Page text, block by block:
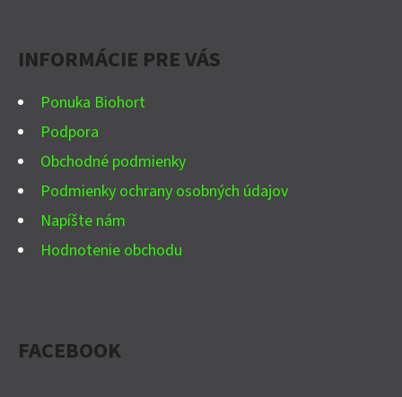
INFORMÁCIE PRE VÁS
Ponuka Biohort
Podpora
Obchodné podmienky
Podmienky ochrany osobných údajov
Napíšte nám
Hodnotenie obchodu
FACEBOOK